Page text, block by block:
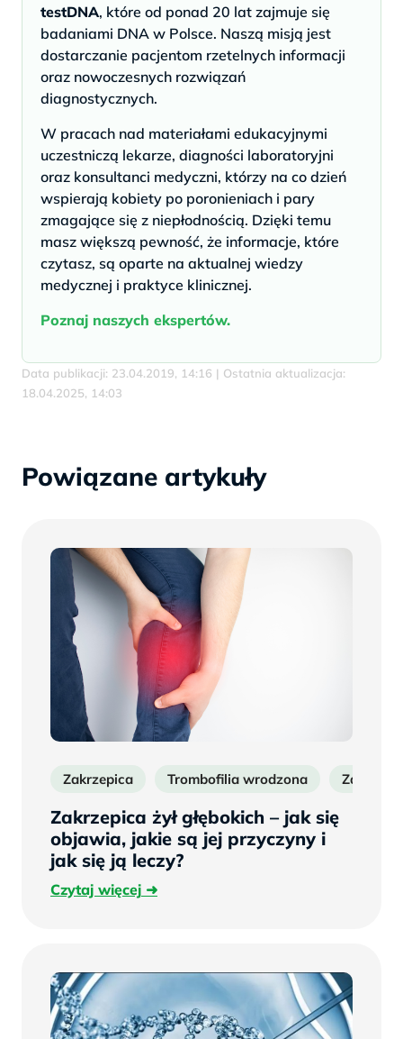
testDNA, które od ponad 20 lat zajmuje się
badaniami DNA w Polsce. Naszą misją jest
dostarczanie pacjentom rzetelnych informacji
oraz nowoczesnych rozwiązań
diagnostycznych.
W pracach nad materiałami edukacyjnymi
uczestniczą lekarze, diagności laboratoryjni
oraz konsultanci medyczni, którzy na co dzień
wspierają kobiety po poronieniach i pary
zmagające się z niepłodnością. Dzięki temu
masz większą pewność, że informacje, które
czytasz, są oparte na aktualnej wiedzy
medycznej i praktyce klinicznej.
Poznaj naszych ekspertów.
Data publikacji: 23.04.2019, 14:16 | Ostatnia aktualizacja:
18.04.2025, 14:03
Powiązane artykuły
Zakrzepica Trombofilia wrodzona
Zakrzepica żył głębokich – jak się
objawia, jakie są jej przyczyny i
jak się ją leczy?
Czytaj więcejCzytaj